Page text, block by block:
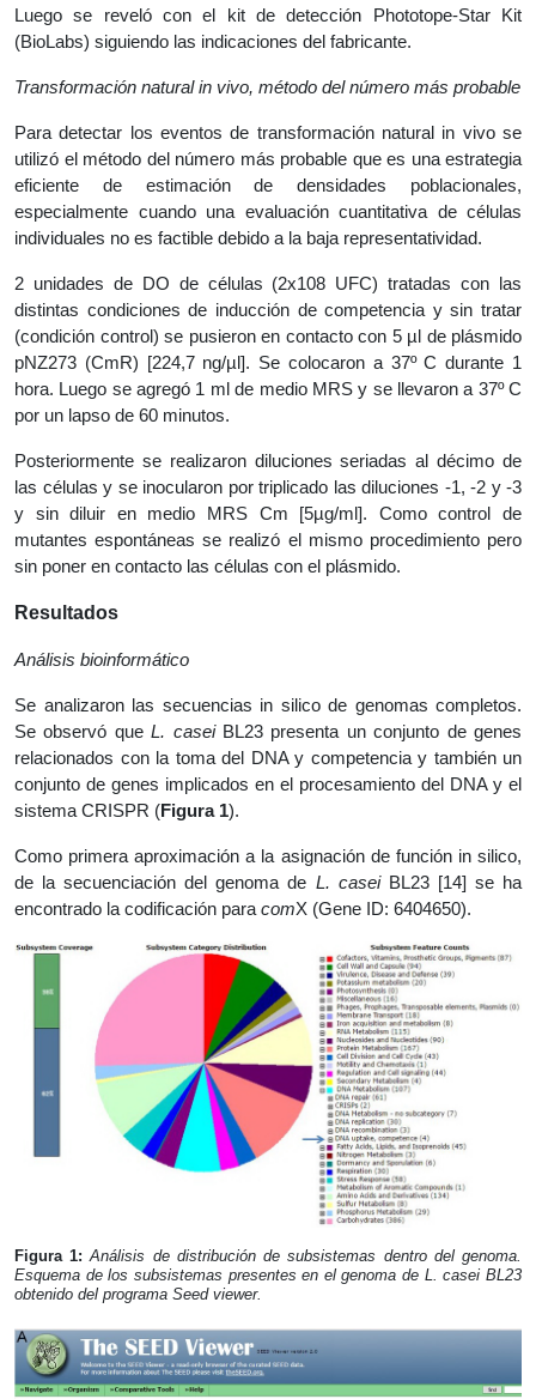
Luego se reveló con el kit de detección Phototope-Star Kit
(BioLabs) siguiendo las indicaciones del fabricante.
Transformación natural in vivo, método del número más probable
Para detectar los eventos de transformación natural in vivo se
utilizó el método del número más probable que es una estrategia
eficiente de estimación de densidades poblacionales,
especialmente cuando una evaluación cuantitativa de células
individuales no es factible debido a la baja representatividad.
2 unidades de DO de células (2x108 UFC) tratadas con las
distintas condiciones de inducción de competencia y sin tratar
(condición control) se pusieron en contacto con 5 µl de plásmido
pNZ273 (CmR) [224,7 ng/µl]. Se colocaron a 37º C durante 1
hora. Luego se agregó 1 ml de medio MRS y se llevaron a 37º C
por un lapso de 60 minutos.
Posteriormente se realizaron diluciones seriadas al décimo de
las células y se inocularon por triplicado las diluciones -1, -2 y -3
y sin diluir en medio MRS Cm [5µg/ml]. Como control de
mutantes espontáneas se realizó el mismo procedimiento pero
sin poner en contacto las células con el plásmido.
Resultados
Análisis bioinformático
Se analizaron las secuencias in silico de genomas completos.
Se observó queL. caseiBL23 presenta un conjunto de genes
relacionados con la toma del DNA y competencia y también un
conjunto de genes implicados en el procesamiento del DNA y el
sistema CRISPR (Figura 1).
Como primera aproximación a la asignación de función in silico,
de la secuenciación del genoma de L. caseiBL23 [14] se ha
encontrado la codificación para comX (Gene ID: 6404650).
Figura 1: Análisis de distribución de subsistemas dentro del genoma.
Esquema de los subsistemas presentes en el genoma de L. casei BL23
obtenido del programa Seed viewer.